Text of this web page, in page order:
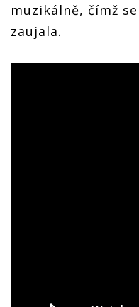
muzikálně, čímž
zaujala.